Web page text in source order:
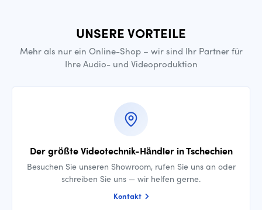
UNSERE VORTEILE
Mehr als nur ein Online-Shop – wir sind Ihr Partner für
Ihre Audio- und Videoproduktion
Der größte Videotechnik-Händler in Tschechien
Besuchen Sie unseren Showroom, rufen Sie uns an oder
schreiben Sie uns — wir helfen gerne.
Kontakt